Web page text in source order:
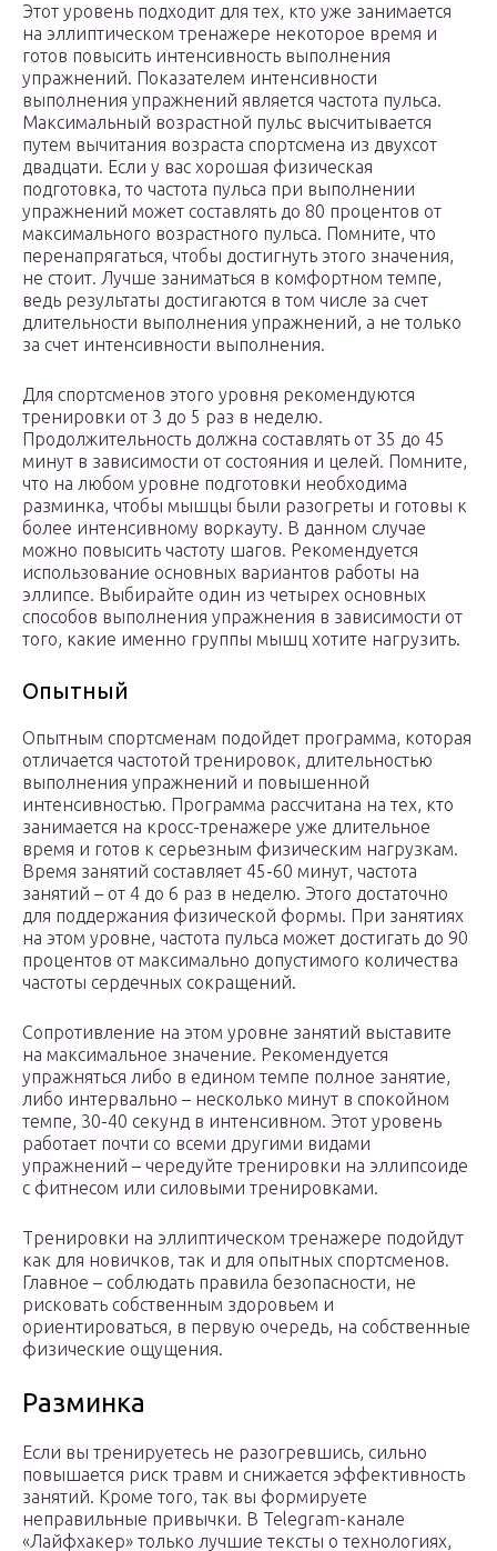
Этот уровень подходит для тех, кто уже занимается
на эллиптическом тренажере некоторое время и
готов повысить интенсивность выполнения
упражнений. Показателем интенсивности
выполнения упражнений является частота пульса.
Максимальный возрастной пульс высчитывается
путем вычитания возраста спортсмена из двухсот
двадцати. Если у вас хорошая физическая
подготовка, то частота пульса при выполнении
упражнений может составлять до 80 процентов от
максимального возрастного пульса. Помните, что
перенапрягаться, чтобы достигнуть этого значения,
не стоит. Лучше заниматься в комфортном темпе,
ведь результаты достигаются в том числе за счет
длительности выполнения упражнений, а не только
за счет интенсивности выполнения.
Для спортсменов этого уровня рекомендуются
тренировки от 3 до 5 раз в неделю.
Продолжительность должна составлять от 35 до 45
минут в зависимости от состояния и целей. Помните,
что на любом уровне подготовки необходима
разминка, чтобы мышцы были разогреты и готовы к
более интенсивному воркауту. В данном случае
можно повысить частоту шагов. Рекомендуется
использование основных вариантов работы на
эллипсе. Выбирайте один из четырех основных
способов выполнения упражнения в зависимости от
того, какие именно группы мышц хотите нагрузить.
Опытный
Опытным спортсменам подойдет программа, которая
отличается частотой тренировок, длительностью
выполнения упражнений и повышенной
интенсивностью. Программа рассчитана на тех, кто
занимается на кросс-тренажере уже длительное
время и готов к серьезным физическим нагрузкам.
Время занятий составляет 45-60 минут, частота
занятий – от 4 до 6 раз в неделю. Этого достаточно
для поддержания физической формы. При занятиях
на этом уровне, частота пульса может достигать до 90
процентов от максимально допустимого количества
частоты сердечных сокращений.
Сопротивление на этом уровне занятий выставите
на максимальное значение. Рекомендуется
упражняться либо в едином темпе полное занятие,
либо интервально – несколько минут в спокойном
темпе, 30-40 секунд в интенсивном. Этот уровень
работает почти со всеми другими видами
упражнений – чередуйте тренировки на эллипсоиде
с фитнесом или силовыми тренировками.
Тренировки на эллиптическом тренажере подойдут
как для новичков, так и для опытных спортсменов.
Главное – соблюдать правила безопасности, не
рисковать собственным здоровьем и
ориентироваться, в первую очередь, на собственные
физические ощущения.
Разминка
Если вы тренируетесь не разогревшись, сильно
повышается риск травм и снижается эффективность
занятий. Кроме того, так вы формируете
неправильные привычки. В Telegram-канале
«Лайфхакер» только лучшие тексты о технологиях,